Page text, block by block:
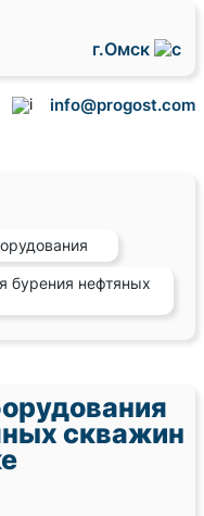
г.Омск
info@progost.com
бурения нефтяных
скважин